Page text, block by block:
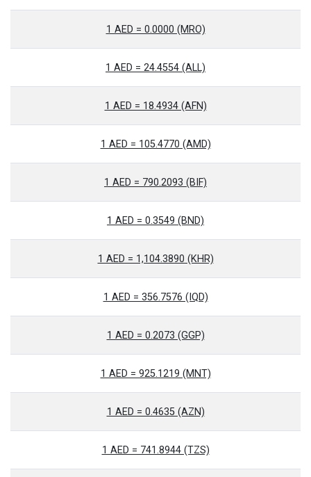
1 AED = 0.0000 (MRO)
1 AED = 24.4554 (ALL)
1 AED = 18.4934 (AFN)
1 AED = 105.4770 (AMD)
1 AED = 790.2093 (BIF)
1 AED = 0.3549 (BND)
1 AED = 1,104.3890 (KHR)
1 AED = 356.7576 (IQD)
1 AED = 0.2073 (GGP)
1 AED = 925.1219 (MNT)
1 AED = 0.4635 (AZN)
1 AED = 741.8944 (TZS)